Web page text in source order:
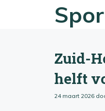
Zuid-
helft
24 maart 2026